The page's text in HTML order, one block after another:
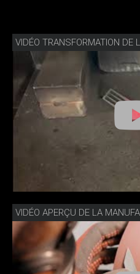
VIDÉO TRANSFORMATION DE